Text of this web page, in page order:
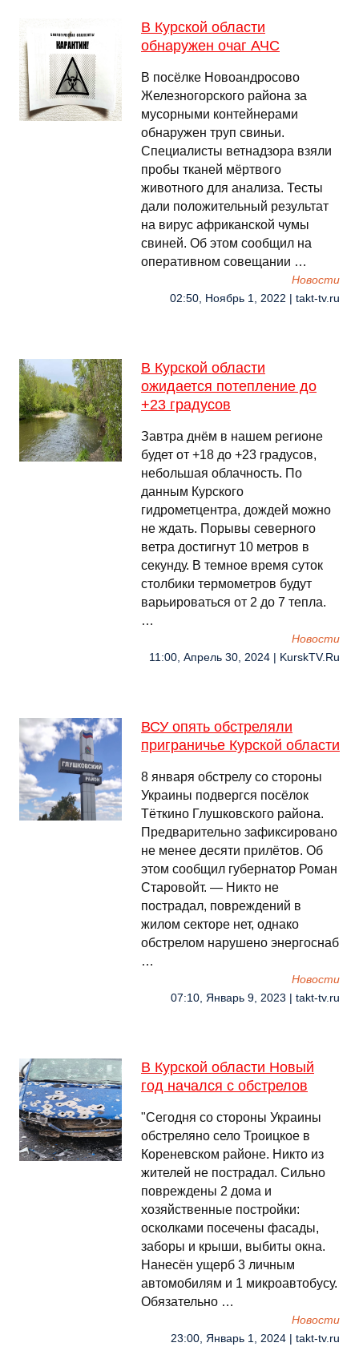
В Курской области
обнаружен очаг АЧС
В посёлке Новоандросово
Железногорского района за
мусорными контейнерами
обнаружен труп свиньи.
Специалисты ветнадзора взяли
пробы тканей мёртвого
животного для анализа. Тесты
дали положительный результат
на вирус африканской чумы
свиней. Об этом сообщил на
оперативном совещании …
Новости
02:50, Ноябрь 1, 2022 | takt-tv.ru
В Курской области
ожидается потепление до
+23 градусов
Завтра днём в нашем регионе
будет от +18 до +23 градусов,
небольшая облачность. По
данным Курского
гидрометцентра, дождей можно
не ждать. Порывы северного
ветра достигнут 10 метров в
секунду. В темное время суток
столбики термометров будут
варьироваться от 2 до 7 тепла.
…
Новости
11:00, Апрель 30, 2024 | KurskTV.Ru
ВСУ опять обстреляли
приграничье Курской области
8 января обстрелу со стороны
Украины подвергся посёлок
Тёткино Глушковского района.
Предварительно зафиксировано
не менее десяти прилётов. Об
этом сообщил губернатор Роман
Старовойт. — Никто не
пострадал, повреждений в
жилом секторе нет, однако
обстрелом нарушено энергоснаб
…
Новости
07:10, Январь 9, 2023 | takt-tv.ru
В Курской области Новый
год начался с обстрелов
"Сегодня со стороны Украины
обстреляно село Троицкое в
Кореневском районе. Никто из
жителей не пострадал. Сильно
повреждены 2 дома и
хозяйственные постройки:
осколками посечены фасады,
заборы и крыши, выбиты окна.
Нанесён ущерб 3 личным
автомобилям и 1 микроавтобусу.
Обязательно …
Новости
23:00, Январь 1, 2024 | takt-tv.ru